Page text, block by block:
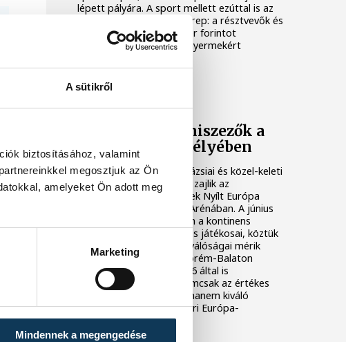
A sütikről
biztosításához, valamint
megosztjuk az Ön
amelyeket Ön adott meg
Marketing
Mindennek a megengedése
lépett pályára. A sport mellett ezúttal is az
összefogásé volt a főszerep: a résztvevők és
támogatók közel 700 ezer forintot
gyűjtöttek a Sporttal a Gyermekért
EURÓPA SPORTRÉGIÓJA
Fiatal asztaliteniszezők a
kézilabda szentélyében
Tizenkét ország, köztük ázsiai és közel-keleti
tehetségek részvételével zajlik az
Asztalitenisz Reménységek Nyílt Európa
Játéka a ONE Veszprém Arénában. A június
18. és 21. közötti viadalon a kontinens
legjobb U13-as és U15-ös játékosai, köztük
huszonöt magyar klub kiválóságai mérik
össze tudásukat. A Veszprém-Balaton
Európa Sportrégiója 2026 által is
támogatott esemény nemcsak az értékes
ranglistapontokról szól, hanem kiváló
felkészülést is nyújt a nyári Európa-
bajnokságra.